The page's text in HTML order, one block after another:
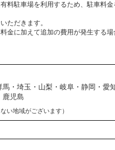
駐車場を利用するため、駐車料金
ただきます。
に加えて追加の費用が発生する
・埼玉・山梨・岐阜・静岡・愛
鹿児島
い地域がございます）